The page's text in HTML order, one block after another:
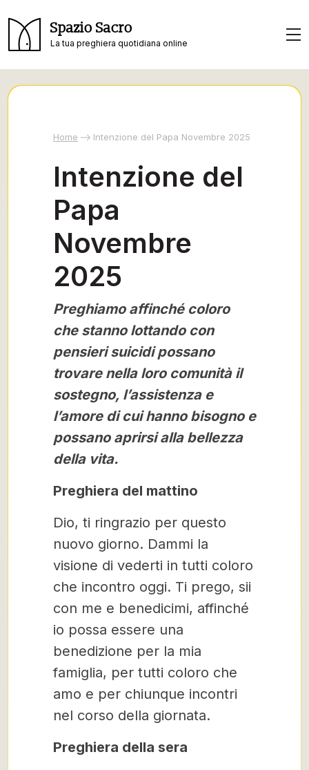
Spazio Sacro
La tua preghiera quotidiana online
Home Intenzione del Papa Novembre 2025
Intenzione del
Papa
Novembre
2025
Preghiamo affinché coloro
che stanno lottando con
pensieri suicidi possano
trovare nella loro comunità il
sostegno, l’assistenza e
l’amore di cui hanno bisogno e
possano aprirsi alla bellezza
della vita.
Preghiera del mattino
Dio, ti ringrazio per questo
nuovo giorno. Dammi la
visione di vederti in tutti coloro
che incontro oggi. Ti prego, sii
con me e benedicimi, affinché
io possa essere una
benedizione per la mia
famiglia, per tutti coloro che
amo e per chiunque incontri
nel corso della giornata.
Preghiera della sera